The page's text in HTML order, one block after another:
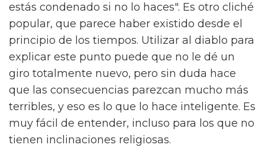
estás condenado si no lo haces". Es otro cliché
popular, que parece haber existido desde el
principio de los tiempos. Utilizar al diablo para
explicar este punto puede que no le dé un
giro totalmente nuevo, pero sin duda hace
que las consecuencias parezcan mucho más
terribles, y eso es lo que lo hace inteligente. Es
muy fácil de entender, incluso para los que no
tienen inclinaciones religiosas.